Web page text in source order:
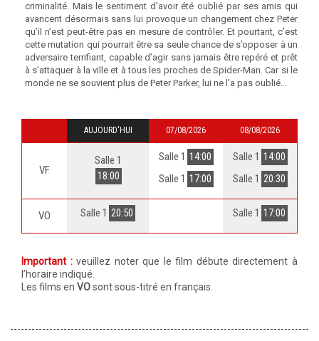
criminalité. Mais le sentiment d’avoir été oublié par ses amis qui
avancent désormais sans lui provoque un changement chez Peter
qu’il n’est peut-être pas en mesure de contrôler. Et pourtant, c’est
cette mutation qui pourrait être sa seule chance de s’opposer à un
adversaire terrifiant, capable d’agir sans jamais être repéré et prêt
à s’attaquer à la ville et à tous les proches de Spider-Man. Car si le
monde ne se souvient plus de Peter Parker, lui ne l’a pas oublié…
AUJOURD'HUI 07/08/2026 08/08/2026
VF
Salle 1
18:00
Salle 1 14:00
Salle 1 17:00
Salle 1 14:00
Salle 1 20:30
VO Salle 1 20:50 Salle 1 17:00
Important :veuillez noter que le film débute directement à
l’horaire indiqué.
Les films en VOsont sous-titré en français.